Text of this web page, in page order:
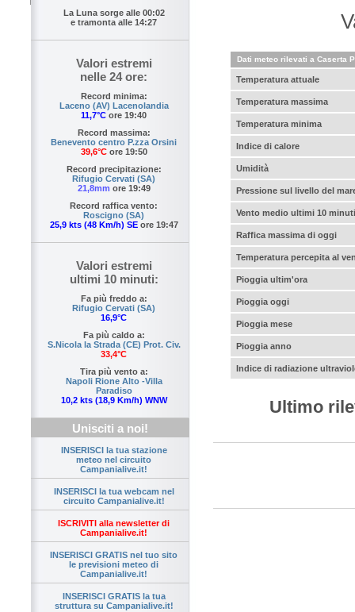
La Luna sorge alle 00:02
e tramonta alle 14:27
Valori estremi
nelle 24 ore:
Record minima:
Laceno (AV) Lacenolandia
11,7°C ore 19:40
Record massima:
Benevento centro P.zza Orsini
39,6°Core 19:50
Record precipitazione:
Rifugio Cervati (SA)
21,8mm ore 19:49
Record raffica vento:
Roscigno (SA)
25,9 kts (48 Km/h) SEore 19:47
Valori estremi
ultimi 10 minuti:
Fa più freddo a:
Rifugio Cervati (SA)
16,9°C
Fa più caldo a:
S.Nicola la Strada (CE) Prot. Civ.
33,4°C
Tira più vento a:
Napoli Rione Alto -Villa
Paradiso
10,2 kts (18,9 Km/h) WNW
Unisciti a noi!
INSERISCI la tua stazione
meteo nel circuito
Campanialive.it!
INSERISCI la tua webcam nel
circuito Campanialive.it!
ISCRIVITI alla newsletter di
Campanialive.it!
INSERISCI GRATIS nel tuo sito
le previsioni meteo di
Campanialive.it!
INSERISCI GRATIS la tua
struttura su Campanialive.it!
Dati meteo rilevati a Caserta
Temperatura attuale
Temperatura massima
Temperatura minima
Indice di calore
Umidità
Pressione sul livello del
Vento medio ultimi 10 minuti
Raffica massima di oggi
Temperatura percepita al
Pioggia ultim'ora
Pioggia oggi
Pioggia mese
Pioggia anno
Indice di radiazione
Ultimo